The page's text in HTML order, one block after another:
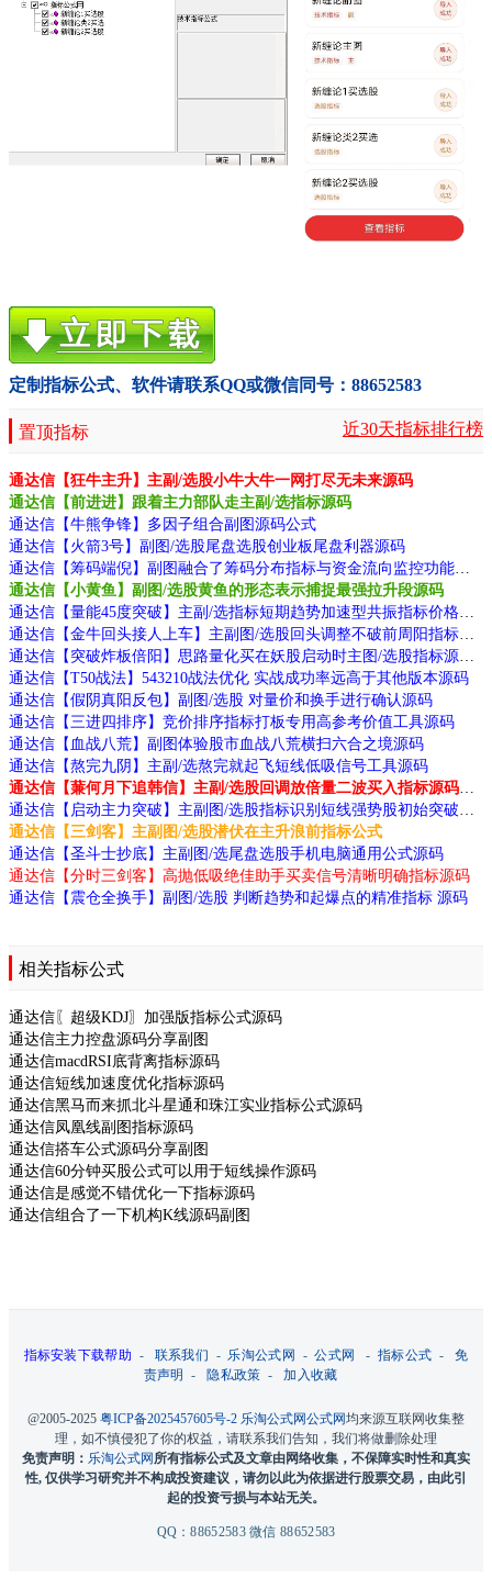
定制指标公式、软件请联系QQ或微信同号：88652583
置顶指标 近30天指标排行榜
通达信【狂牛主升】主副/选股小牛大牛一网打尽无未来源码
通达信【前进进】跟着主力部队走主副/选指标源码
通达信【牛熊争锋】多因子组合副图源码公式
通达信【火箭3号】副图/选股尾盘选股创业板尾盘利器源码
通达信【筹码端倪】副图融合了筹码分布指标与资金流向监控功能源码
通达信【小黄鱼】副图/选股黄鱼的形态表示捕捉最强拉升段源码
通达信【量能45度突破】主副/选指标短期趋势加速型共振指标价格趋势陡峭度源码
通达信【金牛回头接人上车】主副图/选股回头调整不破前周阳指标动源码
通达信【突破炸板倍阳】思路量化买在妖股启动时主图/选股指标源码
通达信【T50战法】543210战法优化 实战成功率远高于其他版本源码
通达信【假阴真阳反包】副图/选股 对量价和换手进行确认源码
通达信【三进四排序】竞价排序指标打板专用高参考价值工具源码
通达信【血战八荒】副图体验股市血战八荒横扫六合之境源码
通达信【熬完九阴】主副/选熬完就起飞短线低吸信号工具源码
通达信【蒹何月下追韩信】主副/选股回调放倍量二波买入指标源码分享
通达信【启动主力突破】主副图/选股指标识别短线强势股初始突破点的买入机会源码
通达信【三剑客】主副图/选股潜伏在主升浪前指标公式
通达信【圣斗士抄底】主副图/选尾盘选股手机电脑通用公式源码
通达信【分时三剑客】高抛低吸绝佳助手买卖信号清晰明确指标源码
通达信【震仓全换手】副图/选股 判断趋势和起爆点的精准指标 源码
相关指标公式
通达信〖超级KDJ〗加强版指标公式源码
通达信主力控盘源码分享副图
通达信macdRSI底背离指标源码
通达信短线加速度优化指标源码
通达信黑马而来抓北斗星通和珠江实业指标公式源码
通达信凤凰线副图指标源码
通达信搭车公式源码分享副图
通达信60分钟买股公式可以用于短线操作源码
通达信是感觉不错优化一下指标源码
通达信组合了一下机构K线源码副图
指标安装下载帮助 - 联系我们 - 乐淘公式网 -公式网 -指标公式 -免
责声明
- 隐私政策 -加入收藏
@2005-2025 粤ICP备2025457605号-2 乐淘公式网公式网均来源互联网收集整
理，如不慎侵犯了你的权益，请联系我们告知，我们将做删除处理
免责声明： 乐淘公式网 所有指标公式及文章由网络收集，不保障实时性和真实
性, 仅供学习研究并不构成投资建议，请勿以此为依据进行股票交易，由此引
起的投资亏损与本站无关。
QQ：88652583 微信 88652583